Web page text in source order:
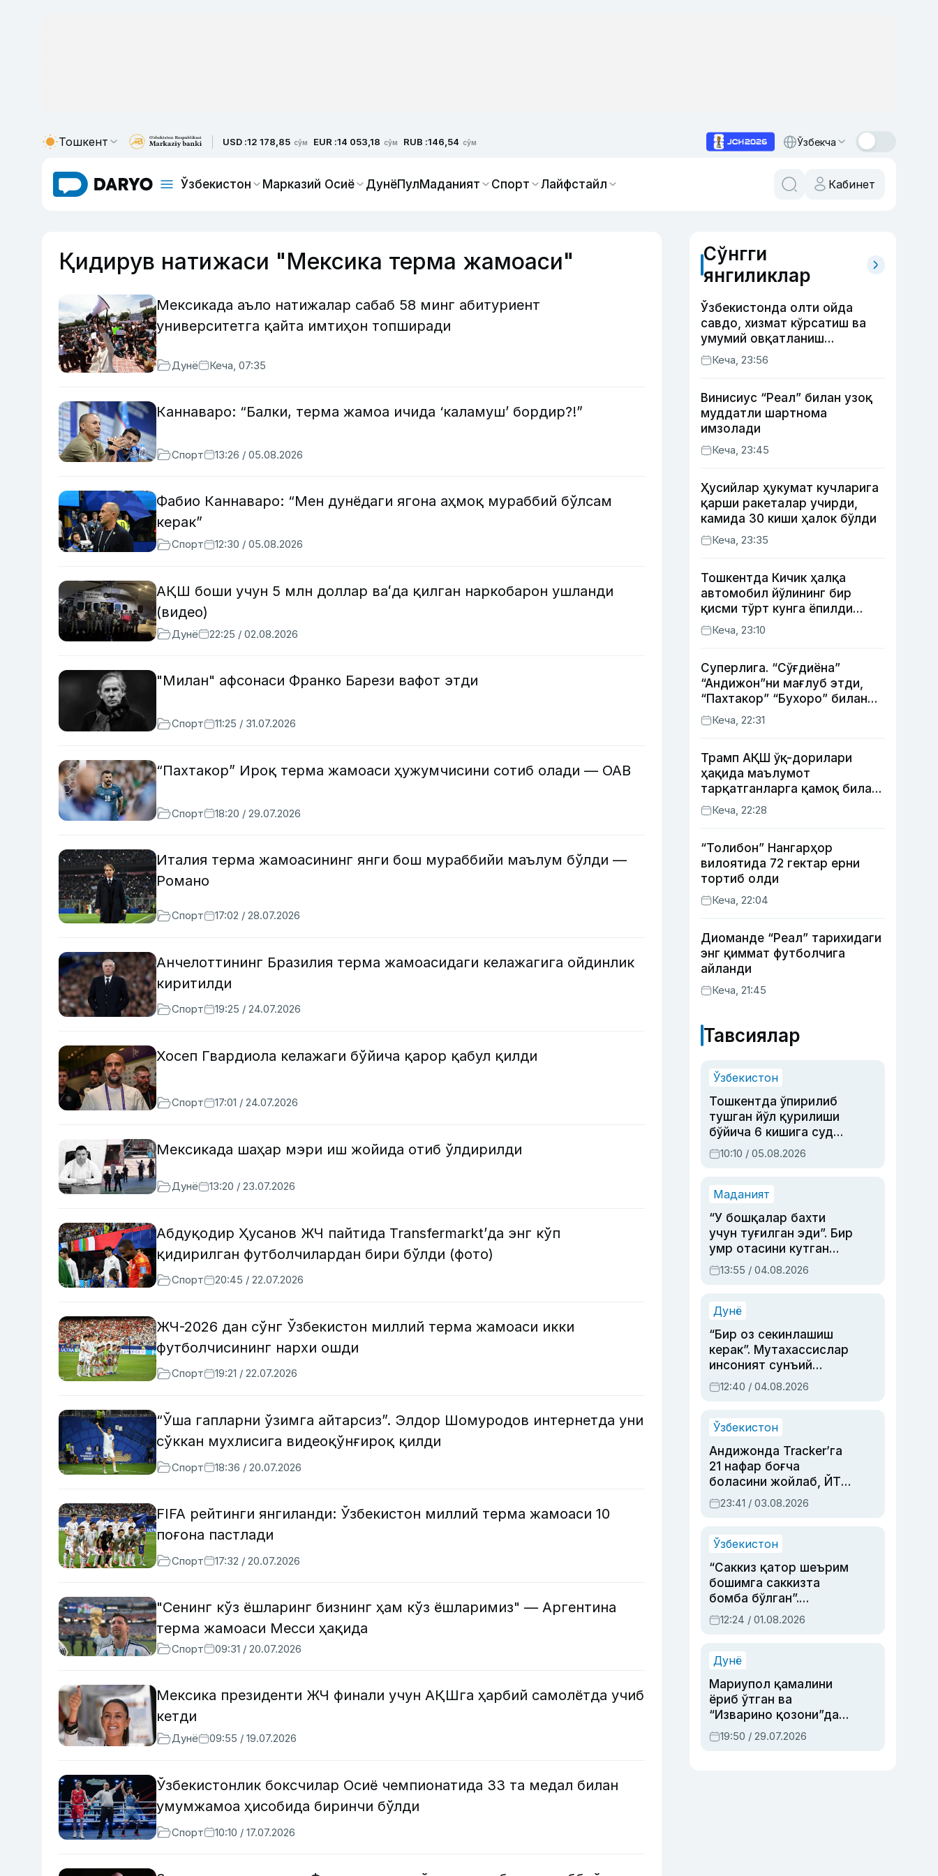
Тошкент USD :12 178,85 сўм EUR :14 053,18 сўм RUB :146,54 сўм Ўзбекча
Ўзбекистон Марказий Осиё ДунёПулМаданият Спорт Лайфстайл Кабинет
Қидирув натижаси "Мексика терма жамоаси"
Мексикада аъло натижалар сабаб 58 минг абитуриент
университетга қайта имтиҳон топширади
Дунё Кеча, 07:35
Каннаваро: “Балки, терма жамоа ичида ‘каламуш’ бордир?!”
Спорт 13:26 / 05.08.2026
Фабио Каннаваро: “Мен дунёдаги ягона аҳмоқ мураббий бўлсам
керак”
Спорт 12:30 / 05.08.2026
АҚШ боши учун 5 млн доллар ваʻда қилган наркобарон ушланди
(видео)
Дунё 22:25 / 02.08.2026
"Милан" афсонаси Франко Барези вафот этди
Спорт 11:25 / 31.07.2026
“Пахтакор” Ироқ терма жамоаси ҳужумчисини сотиб олади — ОАВ
Спорт 18:20 / 29.07.2026
Италия терма жамоасининг янги бош мураббийи маълум бўлди —
Романо
Спорт 17:02 / 28.07.2026
Анчелоттининг Бразилия терма жамоасидаги келажагига ойдинлик
киритилди
Спорт 19:25 / 24.07.2026
Хосеп Гвардиола келажаги бўйича қарор қабул қилди
Спорт 17:01 / 24.07.2026
Мексикада шаҳар мэри иш жойида отиб ўлдирилди
Дунё 13:20 / 23.07.2026
Абдуқодир Ҳусанов ЖЧ пайтида Transfermarkt’да энг кўп
қидирилган футболчилардан бири бўлди (фото)
Спорт 20:45 / 22.07.2026
ЖЧ-2026 дан сўнг Ўзбекистон миллий терма жамоаси икки
футболчисининг нархи ошди
Спорт 19:21 / 22.07.2026
“Ўша гапларни ўзимга айтарсиз”. Элдор Шомуродов интернетда уни
сўккан мухлисига видеоқўнғироқ қилди
Спорт 18:36 / 20.07.2026
FIFA рейтинги янгиланди: Ўзбекистон миллий терма жамоаси 10
поғона пастлади
Спорт 17:32 / 20.07.2026
"Сенинг кўз ёшларинг бизнинг ҳам кўз ёшларимиз" — Аргентина
терма жамоаси Месси ҳақида
Спорт 09:31 / 20.07.2026
Мексика президенти ЖЧ финали учун АҚШга ҳарбий самолётда учиб
кетди
Дунё 09:55 / 19.07.2026
Ўзбекистонлик боксчилар Осиё чемпионатида 33 та медал билан
умумжамоа ҳисобида биринчи бўлди
Спорт 10:10 / 17.07.2026
Сўнгги
янгиликлар
Ўзбекистонда олти ойда
савдо, хизмат кўрсатиш ва
умумий овқатланиш
корхоналари қанча солиқ
тўлагани очиқланди
Кеча, 23:56
Винисиус “Реал” билан узоқ
муддатли шартнома
имзолади
Кеча, 23:45
Ҳусийлар ҳукумат кучларига
қарши ракеталар учирди,
камида 30 киши ҳалок бўлди
Кеча, 23:35
Тошкентда Кичик ҳалқа
автомобил йўлининг бир
қисми тўрт кунга ёпилди
(харита)
Кеча, 23:10
Суперлига. “Сўғдиёна”
“Андижон”ни мағлуб этди,
“Пахтакор” “Бухоро” билан
жанговар дуранг қайд этди
Кеча, 22:31
Трамп АҚШ ўқ-дорилари
ҳақида маълумот
тарқатганларга қамоқ билан
таҳдид қилди
Кеча, 22:28
“Толибон” Нангарҳор
вилоятида 72 гектар ерни
тортиб олди
Кеча, 22:04
Диоманде “Реал” тарихидаги
энг қиммат футболчига
айланди
Кеча, 21:45
Тавсиялар
Ўзбекистон
Тошкентда ўпирилиб
тушган йўл қурилиши
бўйича 6 кишига суд
ҳукми ўқилди
10:10 / 05.08.2026
Маданият
“У бошқалар бахти
учун туғилган эди”. Бир
умр отасини кутган
актриса ва дубльяж
устаси Римма
синовларга тўла ҳаёти
13:55 / 04.08.2026
Дунё
“Бир оз секинлашиш
керак”. Мутахассислар
инсоният сунъий
интеллектни бошқара
олмай қолишидан
12:40 / 04.08.2026
Ўзбекистон
Андижонда Tracker’га
21 нафар боғча
боласини жойлаб, ЙТҲ
содир этган аёлга суд
ҳукми ўқилди
23:41 / 03.08.2026
Ўзбекистон
“Саккиз қатор шеърим
бошимга саккизта
бомба бўлган”.
Абдулла Ориповни
сиёсий айбловлардан
12:24 / 01.08.2026
Дунё
Мариупол қамалини
ёриб ўтган ва
“Изварино қозони”дан
чиққан қаҳрамон —
Украина армияси бош
19:50 / 29.07.2026